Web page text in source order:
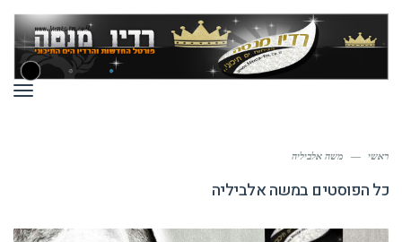
ראשי — משה אלביליה
כל הפוסטים במשה אלביליה